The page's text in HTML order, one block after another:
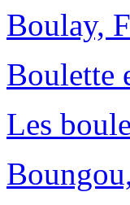
Boulay,
Boulette
Les